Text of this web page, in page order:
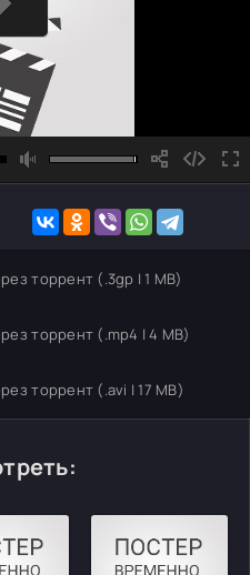
торрент (.3gp | 1 MB)
торрент (.mp4 | 4 MB)
торрент (.avi | 17 MB)